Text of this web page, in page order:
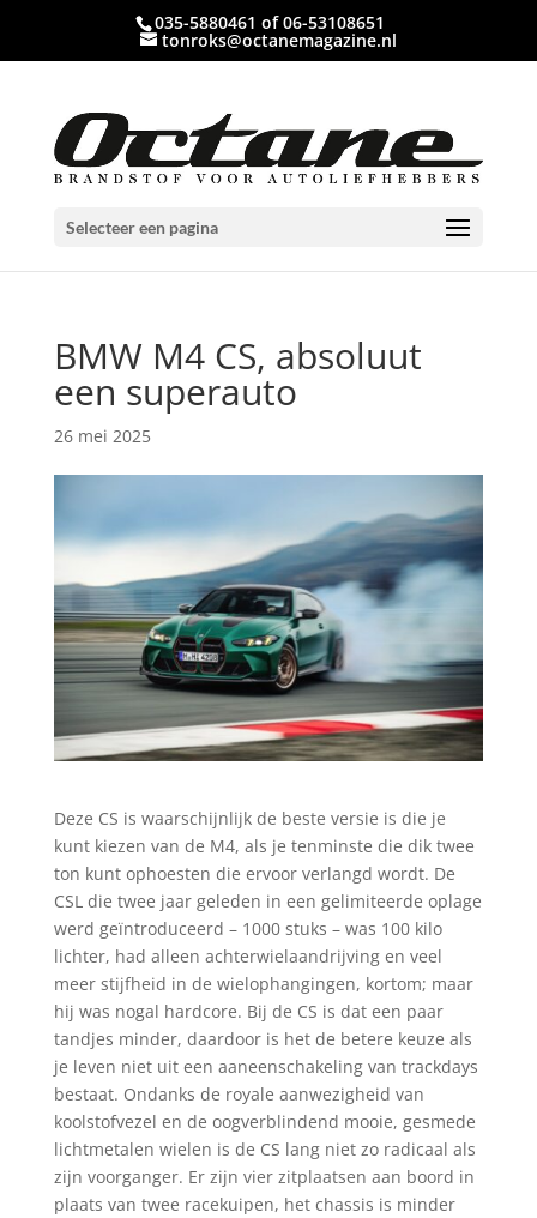
035-5880461 of 06-53108651
tonroks@octanemagazine.nl
Selecteer een pagina
BMW M4 CS, absoluut
een superauto
26 mei 2025
Deze CS is waarschijnlijk de beste versie is die je
kunt kiezen van de M4, als je tenminste die dik twee
ton kunt ophoesten die ervoor verlangd wordt. De
CSL die twee jaar geleden in een gelimiteerde oplage
werd geïntroduceerd – 1000 stuks – was 100 kilo
lichter, had alleen achterwielaandrijving en veel
meer stijfheid in de wielophangingen, kortom; maar
hij was nogal hardcore. Bij de CS is dat een paar
tandjes minder, daardoor is het de betere keuze als
je leven niet uit een aaneenschakeling van trackdays
bestaat. Ondanks de royale aanwezigheid van
koolstofvezel en de oogverblindend mooie, gesmede
lichtmetalen wielen is de CS lang niet zo radicaal als
zijn voorganger. Er zijn vier zitplaatsen aan boord in
plaats van twee racekuipen, het chassis is minder